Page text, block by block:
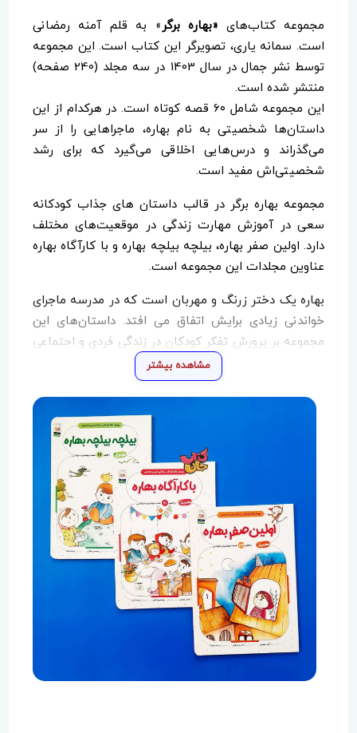
مجموعه کتاب‌های «بهاره برگر » به قلم آمنه رمضانی
است. سمانه یاری، تصویرگر این کتاب است. این مجموعه
توسط نشر جمال در سال 1403 در سه مجلد (240 صفحه)
منتشر شده است.
این مجموعه شامل ۶۰ قصه کوتاه است. در هرکدام از این
داستان‌ها شخصیتی به نام بهاره، ماجراهایی را از سر
می‌گذراند و درس‌هایی اخلاقی می‌گیرد که برای رشد
شخصیتی‌اش مفید است.
مجموعه بهاره برگر در قالب داستان های جذاب کودکانه
سعی در آموزش مهارت زندگی در موقعیت‌های مختلف
دارد. اولین صفر بهاره، بیلچه بیلچه بهاره و با کارآگاه بهاره
عناوین مجلدات این مجموعه است.
بهاره یک دختر زرنگ و مهربان است که در مدرسه ماجرای
خواندنی زیادی برایش اتفاق می افتد. داستان‌های این
مجموعه بر پرورش تفکر کودکان در زندگی فردی و اجتماعی
مشاهده بیشتر